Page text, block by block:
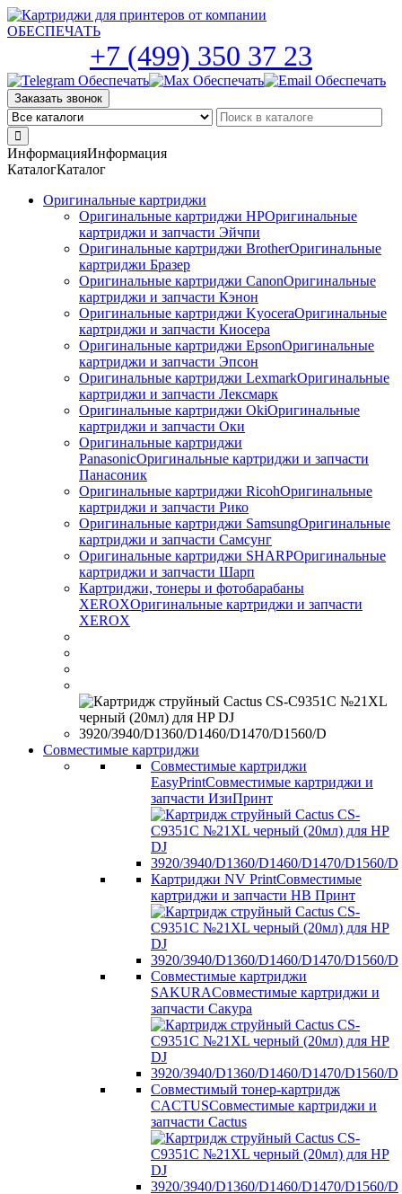
Skip
to
+7 (499) 350 37 23
Заказать звонок
ИнформацияИнформация
КаталогКаталог
Оригинальные картриджи
Оригинальные картриджи HPОригинальные
картриджи и запчасти Эйчпи
Оригинальные картриджи BrotherОригинальные
картриджи Бразер
Оригинальные картриджи CanonОригинальные
картриджи и запчасти Кэнон
Оригинальные картриджи KyoceraОригинальные
картриджи и запчасти Киосера
Оригинальные картриджи EpsonОригинальные
картриджи и запчасти Эпсон
Оригинальные картриджи LexmarkОригинальные
картриджи и запчасти Лексмарк
Оригинальные картриджи ОkiОригинальные
картриджи и запчасти Оки
Оригинальные картриджи
PanasonicОригинальные картриджи и запчасти
Панасоник
Оригинальные картриджи RicohОригинальные
картриджи и запчасти Рико
Оригинальные картриджи SamsungОригинальные
картриджи и запчасти Самсунг
Оригинальные картриджи SHARPОригинальные
картриджи и запчасти Шарп
Картриджи, тонеры и фотобарабаны
XEROXОригинальные картриджи и запчасти
XEROX
Совместимые картриджи
Совместимые картриджи
EasyPrintСовместимые картриджи и
запчасти ИзиПринт
Картриджи NV PrintСовместимые
картриджи и запчасти НВ Принт
Совместимые картриджи
SAKURAСовместимые картриджи и
запчасти Сакура
Совместимый тонер-картридж
CACTUSСовместимые картриджи и
запчасти Cactus